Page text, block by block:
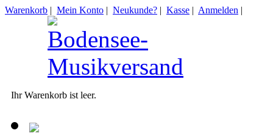
Warenkorb | Mein Konto | Neukunde? | Kasse | Anmelden |
Ihr Warenkorb ist leer.